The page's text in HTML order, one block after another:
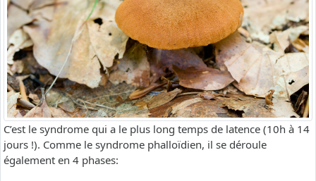
C’est le syndrome qui a le plus long temps de latence (10h à 14
jours !). Comme le syndrome phalloïdien, il se déroule
également en 4 phases: